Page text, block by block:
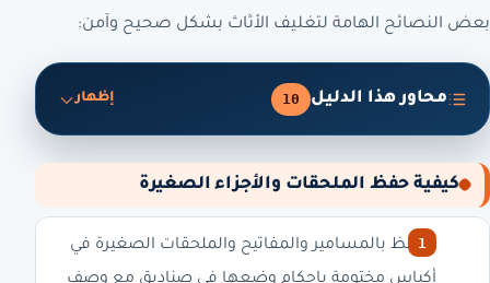
بعض النصائح الهامة لتغليف الأثاث بشكل صحيح وآمن:
محاور هذا الدليل 10 إظهار
كيفية حفظ الملحقات والأجزاء الصغيرة
احتفظ بالمسامير والمفاتيح والملحقات الصغيرة في